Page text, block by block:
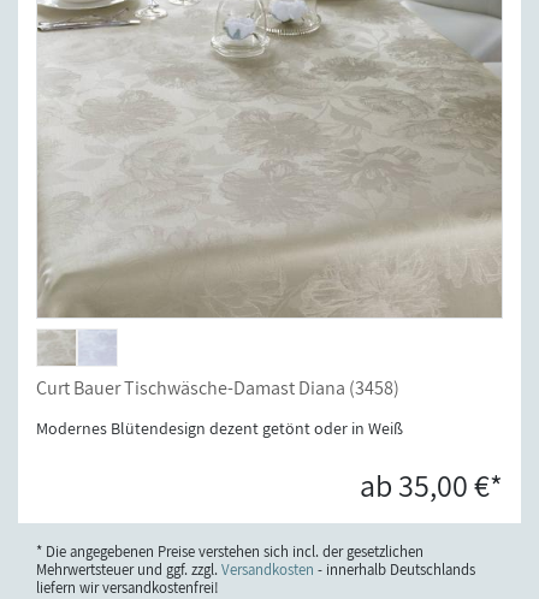
Curt Bauer Tischwäsche-Damast Diana (3458)
Modernes Blütendesign dezent getönt oder in Weiß
ab 35,00 €*
* Die angegebenen Preise verstehen sich incl. der gesetzlichen
Mehrwertsteuer und ggf. zzgl. Versandkosten - innerhalb Deutschlands
liefern wir versandkostenfrei!